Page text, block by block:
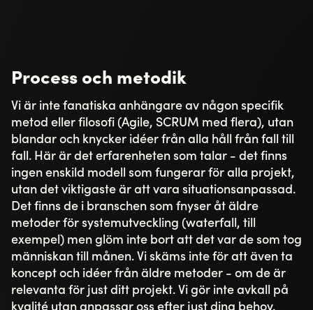
Process och metodik
Vi är inte fanatiska anhängare av någon specifik
metod eller filosofi (Agile, SCRUM med flera), utan
blandar och knycker idéer från alla håll från fall till
fall. Här är det erfarenheten som talar - det finns
ingen enskild modell som fungerar för alla projekt,
utan det viktigaste är att vara situationsanpassad.
Det finns de i branschen som fnyser åt äldre
metoder för systemutveckling (waterfall, till
exempel) men glöm inte bort att det var de som tog
människan till månen. Vi skäms inte för att även ta
koncept och idéer från äldre metoder - om de är
relevanta för just ditt projekt. Vi gör inte avkall på
kvalité utan anpassar oss efter just dina behov.